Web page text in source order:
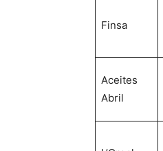
Finsa
Aceites
Abril